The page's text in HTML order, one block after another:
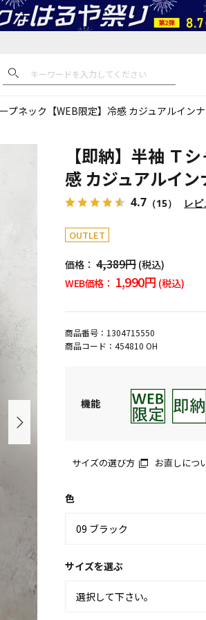
プネック【WEB限定】冷感 カジュアルイン
【即納】半袖 Ｔ
感 カジュアルイ
4.7 （15） レ
OUTLET
価格： 4,389円 (税込)
WEB価格： 1,990円 (税込)
商品番号： 1304715550
商品コード： 454810 OH
機能
サイズの選び方 お直しにつ
色
サイズを選ぶ